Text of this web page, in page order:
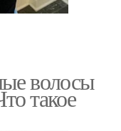
волосы
такое